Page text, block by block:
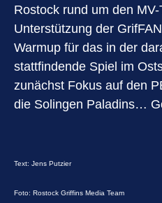
Rostock rund um den
Unterstützung der
Warmup für das in der
stattfindende Spiel im
zunächst Fokus auf den
die Solingen Paladins…
Text: Jens Putzier
Foto: Rostock Griffins Media Team